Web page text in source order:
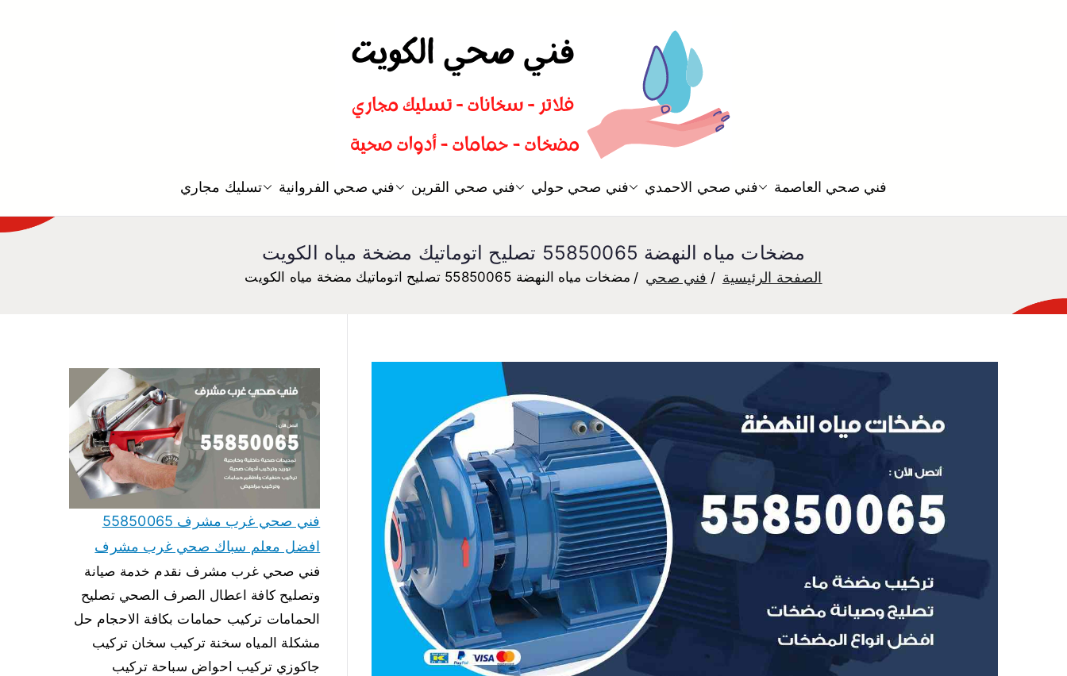
سباك صحي تسليك مجاري افضل معلم صحي فني صحي العاصمة فني صحي الاحمدي فني صحي حولي فني صحي القرين فني صحي الفروانية تسليك مجاري
مضخات مياه النهضة 55850065 تصليح اتوماتيك مضخة مياه الكويت
الصفحة الرئيسية فني صحي مضخات مياه النهضة 55850065 تصليح اتوماتيك مضخة مياه الكويت
فني صحي غرب مشرف 55850065
افضل معلم سباك صحي غرب مشرف
فني صحي غرب مشرف نقدم خدمة صيانة
وتصليح كافة اعطال الصرف الصحي تصليح
الحمامات تركيب حمامات بكافة الاحجام حل
مشكلة المياه سخنة تركيب سخان تركيب
جاكوزي تركيب احواض سباحة تركيب